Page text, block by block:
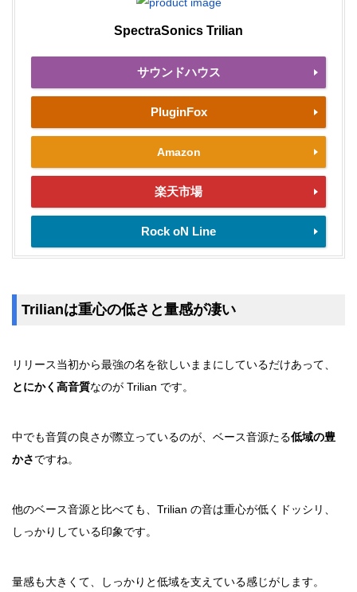
SpectraSonics Trilian
サウンドハウス
PluginFox
Amazon
楽天市場
Rock oN Line
Trilianは重心の低さ と量感が凄い
リリース当初から最強の名を欲しいままにしているだけあって、
とにかく高音質なのが Trilian です。
中でも音質の良さが際立っているのが、ベース音源たる低域の豊
かさですね。
他のベース音源と比べても、Trilian の音は重心が低くドッシリ、
しっかりしている印象です。
量感も大きくて、しっかりと低域を支えている感じがします。